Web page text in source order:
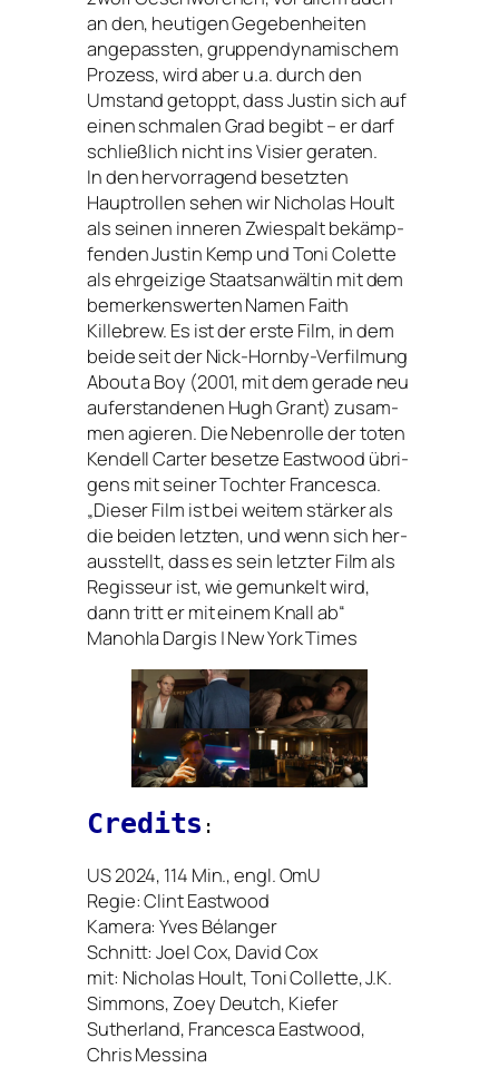
an den, heu­ti­gen Gegebenheiten
ange­pass­ten, grup­pen­dy­na­mi­schem
Prozess, wird aber u.a. durch den
Umstand getoppt, dass Justin sich auf
einen schma­len Grad begibt – er darf
schließ­lich nicht ins Visier gera­ten.
In den her­vor­ra­gend besetz­ten
Hauptrollen sehen wir Nicholas Hoult
als sei­nen inne­ren Zwiespalt bekämp­
fen­den Justin Kemp und Toni Colette
als ehr­gei­zi­ge Staatsanwältin mit dem
bemer­kens­wer­ten Namen Faith
Killebrew. Es ist der ers­te Film, in dem
bei­de seit der Nick-Hornby-Verfilmung
About a Boy (2001, mit dem gera­de neu
auf­er­stan­de­nen Hugh Grant) zusam­
men agie­ren. Die Nebenrolle der toten
Kendell Carter beset­ze Eastwood übri­
gens mit sei­ner Tochter Francesca.
„Dieser Film ist bei wei­tem stär­ker als
die bei­den letz­ten, und wenn sich her­
aus­stellt, dass es sein letz­ter Film als
Regisseur ist, wie gemun­kelt wird,
dann tritt er mit einem Knall ab“
Manohla Dargis | New York Times
Credits :
US2024, 114 Min., engl. OmU
Regie:Clint Eastwood
Kamera:Yves Bélanger
Schnitt:Joel Cox, David Cox
mit: Nicholas Hoult, Toni Collette, J.K.
Simmons, Zoey Deutch, Kiefer
Sutherland, Francesca Eastwood,
Chris Messina